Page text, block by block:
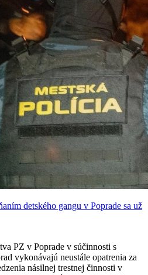
detského gangu v Poprade sa už
PZ v Poprade v súčinnosti s
vykonávajú neustále opatrenia za
násilnej trestnej činnosti v